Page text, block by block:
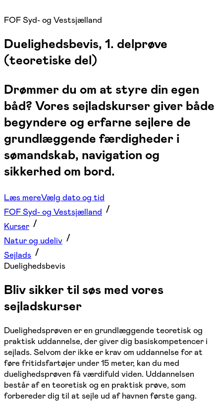
FOF Syd- og Vestsjælland
Duelighedsbevis, 1. delprøve
(teoretiske del)
Drømmer du om at styre din egen
båd? Vores sejladskurser giver både
begyndere og erfarne sejlere de
grundlæggende færdigheder i
sømandskab, navigation og
sikkerhed om bord.
Læs mereVælg dato og tid
FOF Syd- og Vestsjælland
Kurser
Natur og udeliv
Sejlads
Duelighedsbevis
Bliv sikker til søs med vores
sejladskurser
Duelighedsprøven er en grundlæggende teoretisk og
praktisk uddannelse, der giver dig basiskompetencer i
sejlads. Selvom der ikke er krav om uddannelse for at
føre fritidsfartøjer under 15 meter, kan du med
duelighedsprøven få værdifuld viden. Uddannelsen
består af en teoretisk og en praktisk prøve, som
forbereder dig til at sejle ud af havnen første gang.